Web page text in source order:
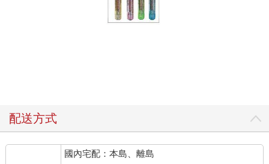
配送方式
國內宅配：本島、離島